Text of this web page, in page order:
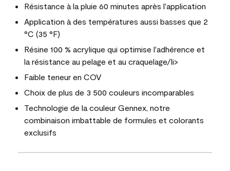
Résistance à la pluie 60 minutes après l'application
Application à des températures aussi basses que 2
°C (35 °F)
Résine 100 % acrylique qui optimise l'adhérence et
la résistance au pelage et au craquelage/li>
Faible teneur en COV
Choix de plus de 3 500 couleurs incomparables
Technologie de la couleur Gennex, notre
combinaison imbattable de formules et colorants
exclusifs